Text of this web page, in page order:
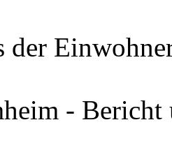
der
- Bericht